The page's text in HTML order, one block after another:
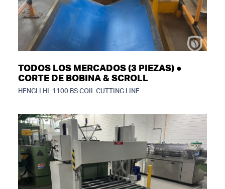
TODOS LOS MERCADOS (3 PIEZAS) ●
CORTE DE BOBINA & SCROLL
HENGLI HL 1100 BS COIL CUTTING LINE